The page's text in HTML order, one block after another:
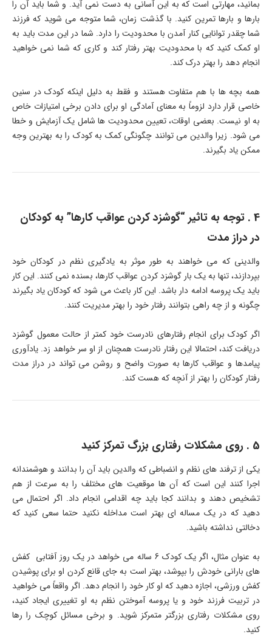
بمانید، مهارتی است که به این آسانی به دست نمی آید. و شما باید آن را
بارها و بارها تمرین کنید. با گذشت زمان، شما متوجه می شوید که فرزند
شما چقدر توانایی کنار آمدن با محدودیت را دارد. شما در این مدت باید به
او کمک کنید که با محدودیت بهتر رفتار کند و کاری که شما نمی خواهید
انجام دهد را بهتر درک کند.
همه بچه ها با هم متفاوت هستند و فقط به دلیل اینکه کودک در سنین
خاصی قرار دارد لزوماً به معنای آمادگی او برای دادن برخی امتیازات خاص
به او نیست. بعضی اوقات، تعیین محدودیت ها شامل یک آزمایش و خطا
می شود. زیرا والدین می توانند چگونگی کمک به کودک را به بهترین وجه
ممکن یاد بگیرند.
4 . توجه به تاثیر “گوشزد کردن عواقب کارها” به کودکان
در دراز مدت
والدینی که می خواهند به طور موثر به یادگیری نظم در کودکان خود
بپردازند، تنها به یک بار گوشزد کردن عواقب کارها، بسنده نمی کنند. این کار
باید یک پروسه ادامه دار باشد. این کار باعث می شود که کودکان یاد بگیرند
چگونه و از چه راهی بتوانند رفتار خود را بهتر مدیریت کنند.
اگر کودک برای انجام رفتارهای نادرست خود کمتر از حالت معمول گوشزد
دریافت کند، احتمالا این رفتار نادرست همچنان از او سر خواهد زد. یادآوری
پیامدها و عواقب کارها به صورت واضح و روشن می تواند در دراز مدت
رفتار کودکان را بهتر از آنچه که هست کند.
5 . روی مشکلات رفتاری بزرگ تمرکز کنید
یکی از ترفند های نظم و انضباطی که والدین باید آن را بدانند و هوشمندانه
اجرا کنند این است که آن ها موقعیت های مختلف را به سرعت از هم
تشخیص دهند و بدانند کجا باید چه اقدامی انجام داد. اگر احتمال می
دهید که در یک مساله ای بهتر است مداخله نکنید حتما سعی کنید که
دخالتی نداشته باشید.
به عنوان مثال، اگر یک کودک 6 ساله می خواهد در یک روز آفتابی کفش
های بارانی خودش را بپوشد، بهتر است به جای قانع کردن او برای پوشیدن
کفش ورزشی، اجازه دهید که او کار خود را انجام دهد. اگر واقعاً می خواهید
در تربیت فرزند خود و یا پروسه آموختن نظم به او تغییری ایجاد کنید،
روی مشکلات رفتاری بزرگتر متمرکز شوید. و برخی مسائل کوچک را رها
کنید.